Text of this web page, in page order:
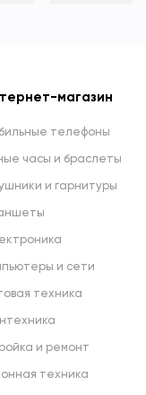
магазин
телефоны
часы и браслеты
и гарнитуры
и сети
техника
и ремонт
техника